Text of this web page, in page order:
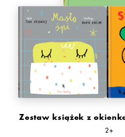
Zestaw książek z
2+